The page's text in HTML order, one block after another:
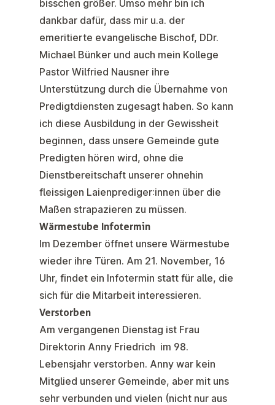
bisschen größer. Umso mehr bin ich
dankbar dafür, dass mir u.a. der
emeritierte evangelische Bischof, DDr.
Michael Bünker und auch mein Kollege
Pastor Wilfried Nausner ihre
Unterstützung durch die Übernahme von
Predigtdiensten zugesagt haben. So kann
ich diese Ausbildung in der Gewissheit
beginnen, dass unsere Gemeinde gute
Predigten hören wird, ohne die
Dienstbereitschaft unserer ohnehin
fleissigen Laienprediger:innen über die
Maßen strapazieren zu müssen.
Wärmestube Infotermin
Im Dezember öffnet unsere Wärmestube
wieder ihre Türen. Am 21. November, 16
Uhr, findet ein Infotermin statt für alle, die
sich für die Mitarbeit interessieren.
Verstorben
Am vergangenen Dienstag ist Frau
Direktorin Anny Friedrich im 98.
Lebensjahr verstorben. Anny war kein
Mitglied unserer Gemeinde, aber mit uns
sehr verbunden und vielen (nicht nur aus